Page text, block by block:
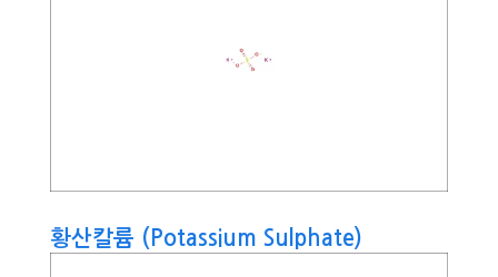
황산칼륨 (Potassium Sulphate)